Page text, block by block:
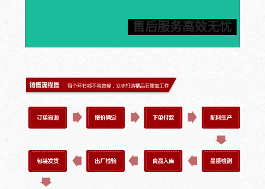
售后服务高效无忧
后服务体系，一旦发现质量问题，包邮费换货，为您解决
后顾之忧。